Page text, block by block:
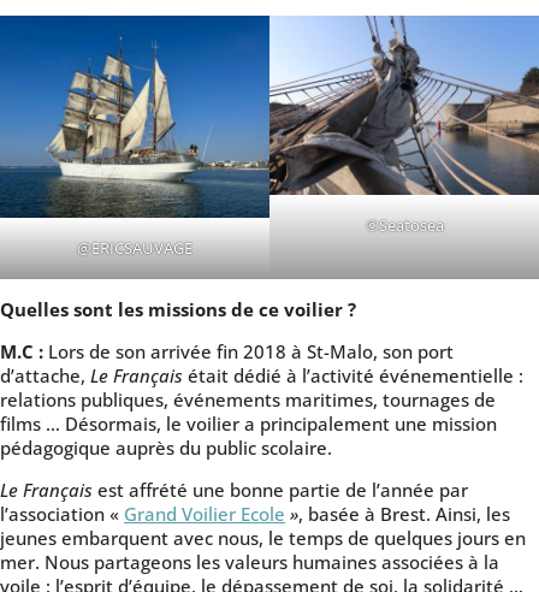
@ERICSAUVAGE
©Seatosea
Quelles sont les missions de ce voilier ?
M.C : Lors de son arrivée fin 2018 à St-Malo, son port
d’attache, Le Français était dédié à l’activité événementielle :
relations publiques, événements maritimes, tournages de
films … Désormais, le voilier a principalement une mission
pédagogique auprès du public scolaire.
Le Français est affrété une bonne partie de l’année par
l’association « Grand Voilier Ecole », basée à Brest. Ainsi, les
jeunes embarquent avec nous, le temps de quelques jours en
mer. Nous partageons les valeurs humaines associées à la
voile : l’esprit d’équipe, le dépassement de soi, la solidarité …